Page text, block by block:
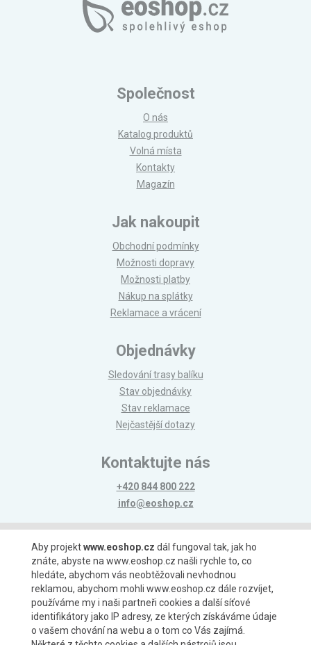
Společnost
O nás
Katalog produktů
Volná místa
Kontakty
Magazín
Jak nakoupit
Obchodní podmínky
Možnosti dopravy
Možnosti platby
Nákup na splátky
Reklamace a vrácení
Objednávky
Sledování trasy balíku
Stav objednávky
Stav reklamace
Nejčastější dotazy
Kontaktujte nás
+420 844 800 222
info@eoshop.cz
Možnosti platby
Možnosti dopravy
Aby projektwww.eoshop.cz dál fungoval tak, jak ho
znáte, abyste na www.eoshop.cz našli rychle to, co
hledáte, abychom vás neobtěžovali nevhodnou
reklamou, abychom mohli www.eoshop.cz dále rozvíjet,
používáme my i naši partneři cookies a další síťové
identifikátory jako IP adresy, ze kterých získáváme údaje
o vašem chování na webu a o tom co Vás zajímá.